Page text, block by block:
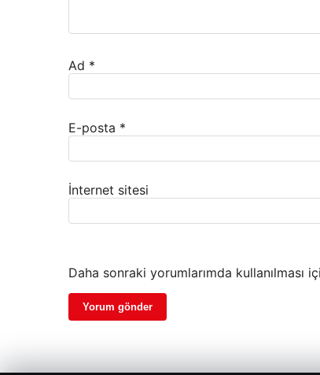
Ad *
E-posta *
İnternet sitesi
Daha sonraki yorumlarımda kullanılması